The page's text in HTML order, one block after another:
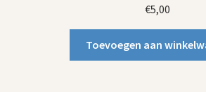
€5,00
Toevoegen aan